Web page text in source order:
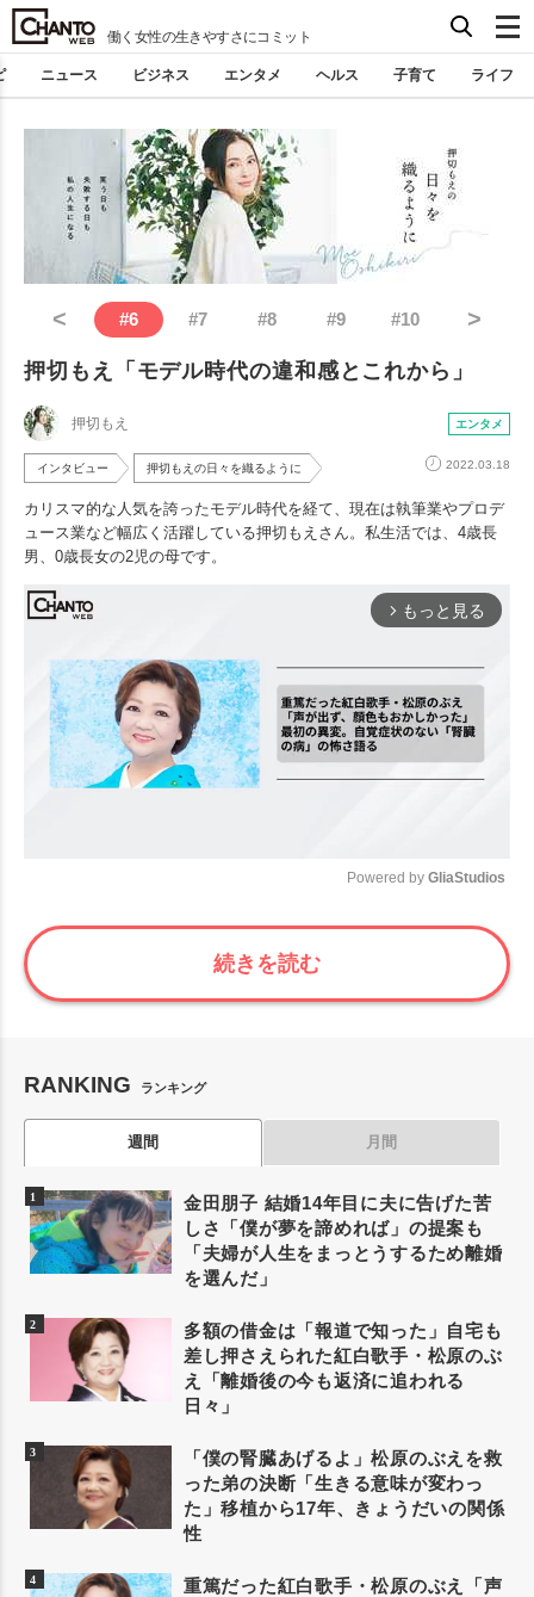
働く女性の生きやすさにコミット
ニュース ビジネス エンタメ ヘルス 子育て ライフ
< #6 #7 #8 #9 #10 >
押切もえ「モデル時代の違和感とこれから」
押切もえ エンタメ
インタビュー 押切もえの日々を織るように 2022.03.18
カリスマ的な人気を誇ったモデル時代を経て、現在は執筆業やプロデ
ュース業など幅広く活躍している押切もえさん。私生活では、4歳長
男、0歳長女の2児の母です。
arrow_forward_ios もっと見る
Mute
Powered by GliaStudios
続きを読む
RANKING ランキング
週間 月間
金田朋子 結婚14年目に夫に告げた苦
しさ「僕が夢を諦めれば」の提案も
「夫婦が人生をまっとうするため離婚
を選んだ」
多額の借金は「報道で知った」自宅も
差し押さえられた紅白歌手・松原のぶ
え「離婚後の今も返済に追われる
日々」
「僕の腎臓あげるよ」松原のぶえを救
った弟の決断「生きる意味が変わっ
た」移植から17年、きょうだいの関係
性
重篤だった紅白歌手・松原のぶえ「声